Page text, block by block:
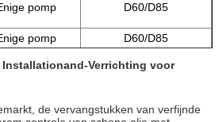
pomp D60/D85
pomp
D60/D85
pomp
D65P-12
Verrichting voor
de vervangstukken van verfijnde